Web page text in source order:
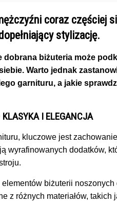
coraz częściej
stylizację.
dobrana biżuteria może
Warto jednak
garnituru, a jakie
I ELEGANCJA
kluczowe jest
wyrafinowanych dodatków,
biżuterii
z różnych materiałów, takich